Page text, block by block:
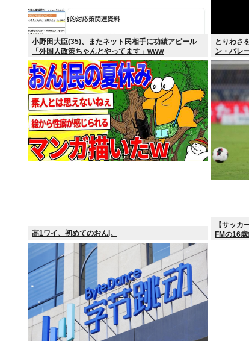
小野田大臣(35)、またネット民相手に功績アピール
「外国人政策ちゃんとやってます」www
とりわさ
ン・バレ
良かった
高1ワイ、初めてのおんj。
【サッ
FMの16